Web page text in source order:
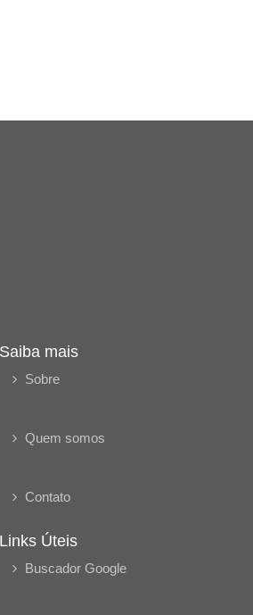
Saiba mais
Sobre
Quem somos
Contato
Links Úteis
Buscador Google